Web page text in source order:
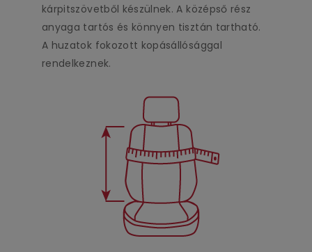
kárpitszövetből készülnek. A középső rész
anyaga tartós és könnyen tisztán tartható.
A huzatok fokozott kopásállósággal
rendelkeznek.